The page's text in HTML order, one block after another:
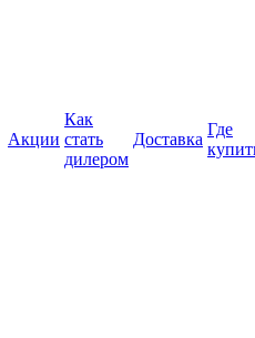
Акции
Как
стать
дилером
Доставка
Где